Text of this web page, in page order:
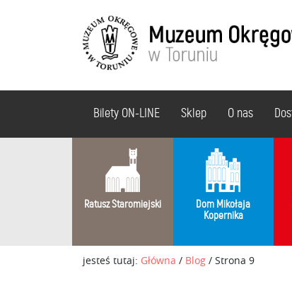
Bilety ON-LINE Sklep O nas
Ratusz Staromiejski
Dom Mikołaja
Kopernika
jesteś tutaj: Główna / Blog / Strona 9